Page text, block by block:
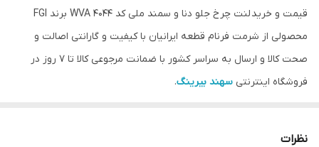
محصولی از شرمت فرنام قطعه ایرانیان با کیفیت و گارانتی اصالت و
صحت کالا و ارسال به سراسر کشور با ضمانت مرجوعی کالا تا 7 روز در
فروشگاه اینترنتی سهند بیرینگ.
نظرات